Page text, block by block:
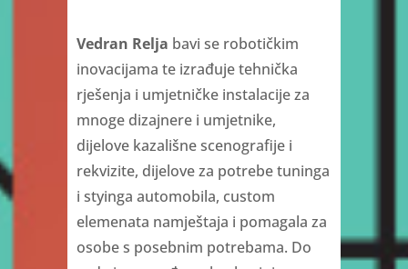
Vedran Relja bavi se robotičkim
inovacijama te izrađuje tehnička
rješenja i umjetničke instalacije za
mnoge dizajnere i umjetnike,
dijelove kazališne scenografije i
rekvizite, dijelove za potrebe tuninga
i styinga automobila, custom
elemenata namještaja i pomagala za
osobe s posebnim potrebama. Do